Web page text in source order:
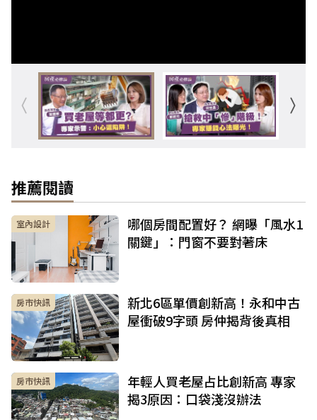
推薦閱讀
室內設計
哪個房間配置好？ 網曝「風水1
關鍵」：門窗不要對著床
房市快訊
新北6區單價創新高！永和中古
屋衝破9字頭 房仲揭背後真相
房市快訊
年輕人買老屋占比創新高 專家
揭3原因：口袋淺沒辦法